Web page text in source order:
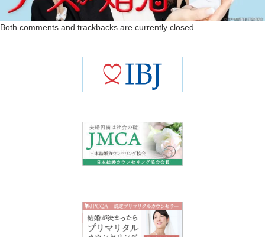
Both comments and trackbacks are currently closed.